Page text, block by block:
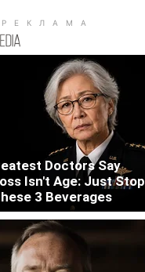
Doctors Say
Isn't Age: Just Stop
3 Beverages